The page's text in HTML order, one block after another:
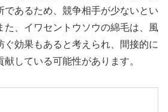
であるため、競争相手が少ないとい
た、イワセントウソウの綿毛は、風
ぐ効果もあると考えられ、間接的に
している可能性があります。